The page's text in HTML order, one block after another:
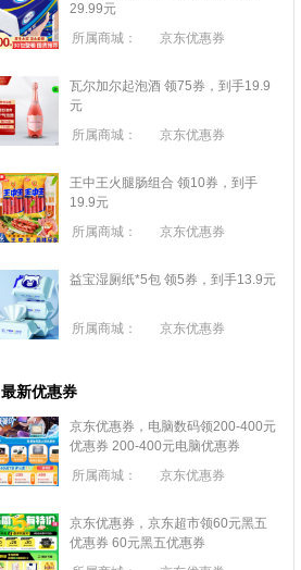
29.99元
所属商城：
京东优惠券
瓦尔加尔起泡酒 领75券，到手19.9
元
所属商城：
京东优惠券
王中王火腿肠组合 领10券，到手
19.9元
所属商城：
京东优惠券
益宝湿厕纸*5包 领5券，到手13.9元
所属商城： 京东优惠券
最新优惠券
京东优惠券，电脑数码领200-400元
优惠券 200-400元电脑优惠券
所属商城：
京东优惠券
京东优惠券，京东超市领60元黑五
优惠券 60元黑五优惠券